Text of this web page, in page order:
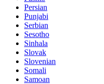
Persian
Punjabi
Serbian
Sesotho
Sinhala
Slovak
Slovenian
Somali
Samoan